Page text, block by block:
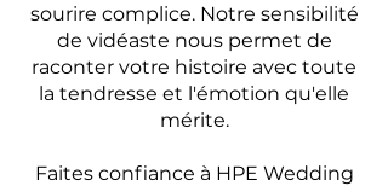
sourire complice. Notre sensibilité
de vidéaste nous permet de
raconter votre histoire avec toute
la tendresse et l'émotion qu'elle
mérite.
Faites confiance à HPE Wedding